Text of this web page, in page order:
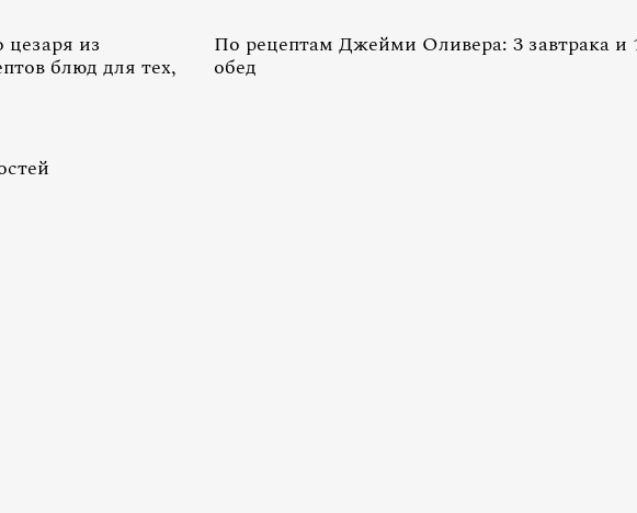
из
блюд для тех,
По рецептам Джейми Оливера: 3 завтрака и
обед